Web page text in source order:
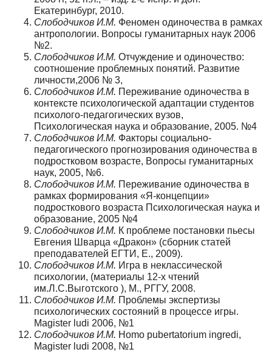
Екатеринбург, 2010.
Слободчиков И.М. Феномен одиночества в рамках
антропологии. Вопросы гуманитарных наук 2006
№2.
Слободчиков И.М. Отчуждение и одиночество:
соотношение проблемных понятий. Развитие
личности,2006 № 3,
Слободчиков И.М. Переживание одиночества в
контексте психологической адаптации студентов
психолого-педагогических вузов,
Психологическая наука и образование, 2005. №4
Слободчиков И.М. Факторы социально-
педагогического прогнозирования одиночества в
подростковом возрасте, Вопросы гуманитарных
наук, 2005, №6.
Слободчиков И.М. Переживание одиночества в
рамках формирования «Я-концепции»
подросткового возраста Психологическая наука и
образование, 2005 №4
Слободчиков И.М. К проблеме постановки пьесы
Евгения Шварца «Дракон» (сборник статей
преподавателей ЕГТИ, Е., 2009).
Слободчиков И.М. Игра в неклассической
психологии, (материалы 12-х чтений
им.Л.С.Выготского ), М., РГГУ, 2008.
Слободчиков И.М. Проблемы экспертизы
психологических состояний в процессе игры.
Magister ludi 2006, №1
Слободчиков И.М. Homo pubertatorium ingredi,
Magister ludi 2008, №1